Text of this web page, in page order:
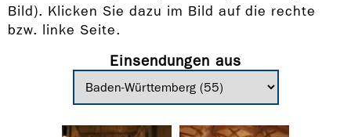
Bild). Klicken Sie dazu im Bild auf die rechte
bzw. linke Seite.
Einsendungen aus